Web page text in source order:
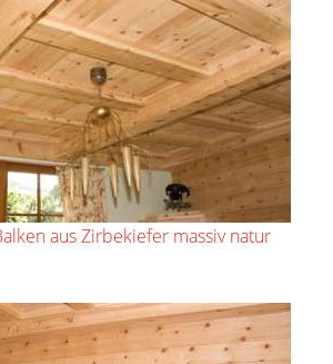
aus Zirbekiefer massiv natur